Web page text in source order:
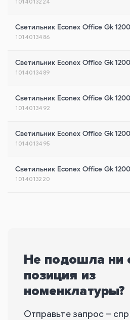
1014013224
Светильник Econex Office Gk
1014013486
Светильник Econex Office Gk
1014013489
Светильник Econex Office Gk
1014013492
Светильник Econex Office Gk
1014013495
Светильник Econex Office Gk
1014013220
Не подошла ни
позиция из
номенклатуры?
Отправьте запрос –